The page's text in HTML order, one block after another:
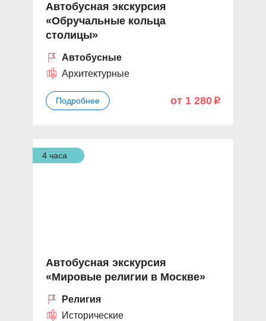
Автобусная экскурсия
«Обручальные кольца
столицы»
Автобусные
Архитектурные
Подробнее от 1 280 p
4 часа
Автобусная экскурсия
«Мировые религии в Москве»
Религия
Исторические